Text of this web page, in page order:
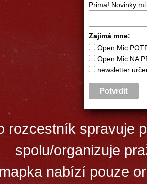
Prima! Novinky
Zajímá mne:
Open Mic
Open Mic NA
newsletter
rozcestník spravuje
spolu/organizuje
nabízí pouze